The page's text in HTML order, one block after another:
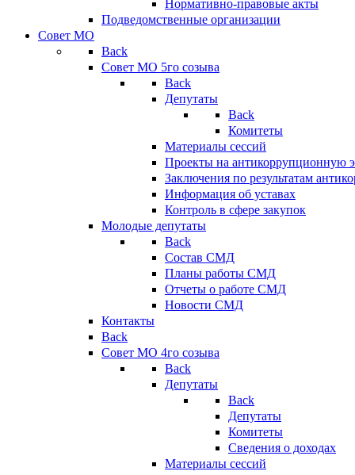
Нормативно-правовые акты
Подведомственные организации
Совет МО
Back
Совет МО 5го созыва
Back
Депутаты
Back
Комитеты
Материалы сессий
Проекты на антикоррупционную
Заключения по результатам
Информация об уставах
Контроль в сфере закупок
Молодые депутаты
Back
Состав СМД
Планы работы СМД
Отчеты о работе СМД
Новости СМД
Контакты
Back
Совет МО 4го созыва
Back
Депутаты
Back
Депутаты
Комитеты
Сведения о доходах
Материалы сессий